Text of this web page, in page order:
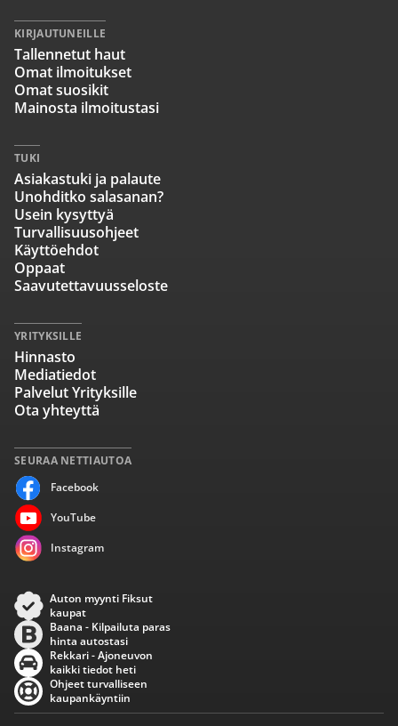
SEURAA NETTIAUTOA
Facebook
YouTube
Instagram
KIRJAUTUNEILLE
Tallennetut haut
Omat ilmoitukset
Omat suosikit
Mainosta ilmoitustasi
TUKI
Asiakastuki ja palaute
Unohditko salasanan?
Usein kysyttyä
Turvallisuusohjeet
Käyttöehdot
Oppaat
Saavutettavuusseloste
YRITYKSILLE
Hinnasto
Mediatiedot
Palvelut Yrityksille
Ota yhteyttä
Auton myynti Fiksut
kaupat
Baana - Kilpailuta paras
hinta autostasi
Rekkari - Ajoneuvon
kaikki tiedot heti
Ohjeet turvalliseen
kaupankäyntiin